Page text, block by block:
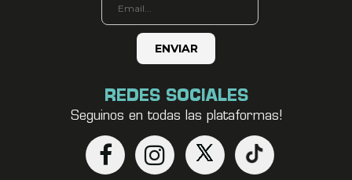
REDES SOCIALES
Seguinos en todas las plataformas!